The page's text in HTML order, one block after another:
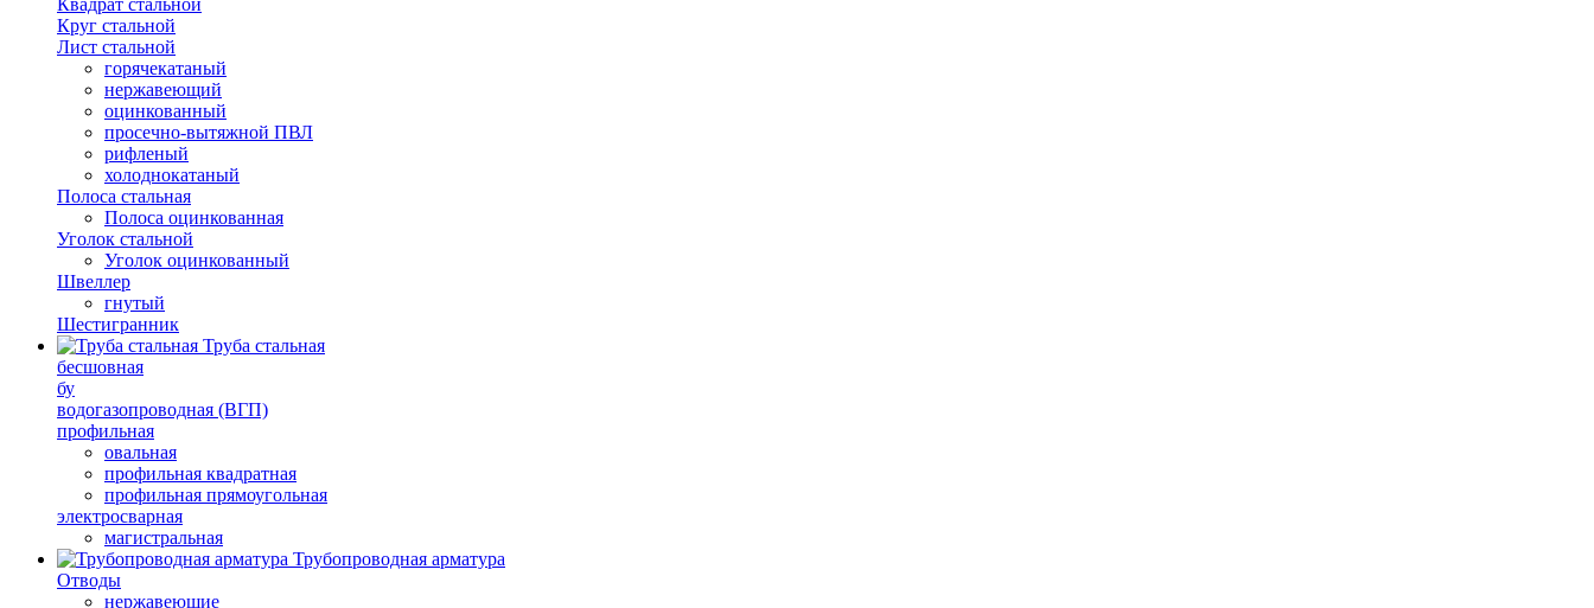
Квадрат стальной
Круг стальной
Лист стальной
горячекатаный
нержавеющий
оцинкованный
просечно-вытяжной ПВЛ
рифленый
холоднокатаный
Полоса стальная
Полоса оцинкованная
Уголок стальной
Уголок оцинкованный
Швеллер
гнутый
Шестигранник
Труба стальная
бесшовная
бу
водогазопроводная (ВГП)
профильная
овальная
профильная квадратная
профильная прямоугольная
электросварная
магистральная
Трубопроводная арматура
Отводы
нержавеющие